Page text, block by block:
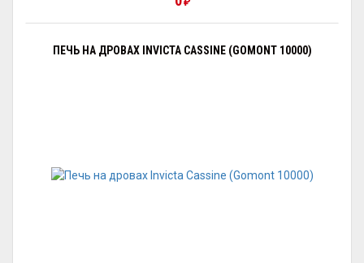
ПЕЧЬ НА ДРОВАХ INVICTA CASSINE (GOMONT 10000)